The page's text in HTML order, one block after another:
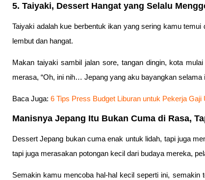
5. Taiyaki, Dessert Hangat yang Selalu
Taiyaki adalah kue berbentuk ikan yang sering kamu
lembut dan hangat.
Makan taiyaki sambil jalan sore, tangan dingin, kota
merasa, “Oh, ini nih… Jepang yang aku bayangkan selama
Baca Juga: 6 Tips Press Budget Liburan untuk Pekerja Gaji
Manisnya Jepang Itu Bukan Cuma di Rasa,
Dessert Jepang bukan cuma enak untuk lidah, tapi juga
tapi juga merasakan potongan kecil dari budaya mereka,
Semakin kamu mencoba hal-hal kecil seperti ini,